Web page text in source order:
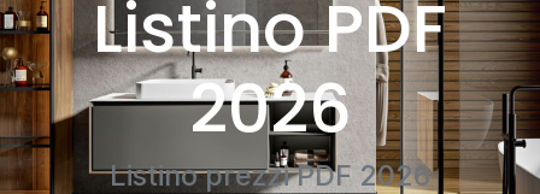
Listino PDF
2026
Listino prezzi PDF 2026